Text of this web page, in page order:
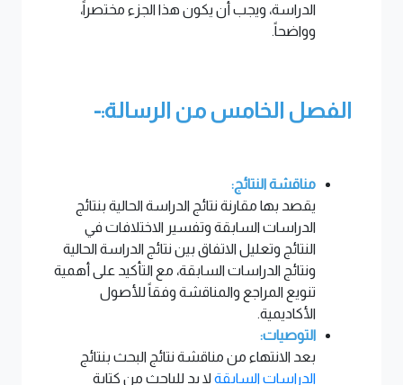
الدراسة، ويجب أن يكون هذا الجزء مختصراً،
وواضحاً.
الفصل الخامس من الرسالة:-
مناقشة النتائج:
يقصد بها مقارنة نتائج الدراسة الحالية بنتائج
الدراسات السابقة وتفسير الاختلافات في
النتائج وتعليل الاتفاق بين نتائج الدراسة الحالية
ونتائج الدراسات السابقة، مع التأكيد على أهمية
تنويع المراجع والمناقشة وفقاً للأصول
الأكاديمية.
التوصيات:
بعد الانتهاء من مناقشة نتائج البحث بنتائج
الدراسات السابقة لا بد للباحث من كتابة